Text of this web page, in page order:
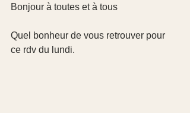
Bonjour à toutes et à tous
Quel bonheur de vous retrouver pour
ce rdv du lundi.